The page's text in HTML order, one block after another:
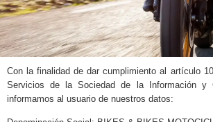
Con la finalidad de dar cumplimiento al artículo
Servicios de la Sociedad de la Información y
informamos al usuario de nuestros datos: